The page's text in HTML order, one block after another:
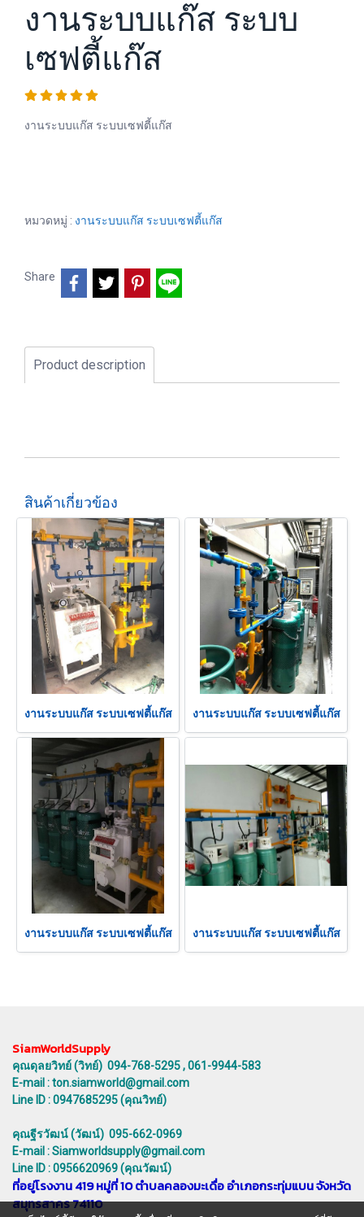
งานระบบแก๊ส ระบบ
เซฟตี้แก๊ส
งานระบบแก๊ส ระบบเซฟตี้แก๊ส
หมวดหมู่ : งานระบบแก๊ส ระบบเซฟตี้แก๊ส
Share
Product description
สินค้าเกี่ยวข้อง
งานระบบแก๊ส ระบบเซฟตี้แก๊ส งานระบบแก๊ส ระบบเซฟตี้แก๊ส
งานระบบแก๊ส ระบบเซฟตี้แก๊ส งานระบบแก๊ส ระบบเซฟตี้แก๊ส
SiamWorldSupply
คุณดุลยวิทย์ (วิทย์) 094-768-5295 , 061-9944-583
E-mail : ton.siamworld@gmail.com
Line ID : 0947685295 (คุณวิทย์)
คุณฐีรวัฒน์ (วัฒน์) 095-662-0969
E-mail : Siamworldsupply@gmail.com
Line ID : 0956620969 (คุณวัฒน์)
ที่อยู่โรงงาน 419 หมู่ที่ 10 ตำบลคลองมะเดื่อ อำเภอกระทุ่มแบน จังหวัด
สมุทรสาคร 74110